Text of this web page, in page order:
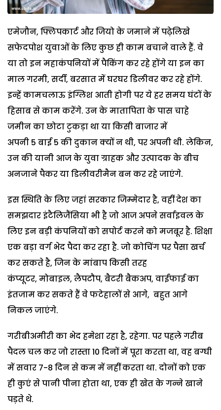
एमेजौन, फ्लिपकार्ट और जियो के जमाने में पढ़ेलिखे
सफेदपोश युवाओं के लिए कुछ ही काम बचाने वाले हैं. वे
या तो इन महाकंपनियों में पैकिंग कर रहे होंगे या इन का
माल गरमी, सर्दी, बरसात में घरघर डिलीवर कर रहे होंगे.
इन्हें कामचलाऊ इंग्लिश आती होगी पर ये हर समय घंटों के
हिसाब से काम करेंगे. उन के मातापिता के पास चाहे
जमीन का छोटा टुकड़ा था या किसी बाजार में
अपनी 5 बाई 5 की दुकान क्यों न थी, पर अपनी थी. लेकिन,
उन की यानी आज के युवा ग्राहक और उत्पादक के बीच
अनजाने पैकर या डिलीवरीमैन बन कर रहे जाएंगे.
इस स्थिति के लिए जहां सरकार जिम्मेदार है, वहीं देश का
समझदार इंटैलिजैंसिया भी है जो आज अपने सर्वाइवल के
लिए इन बड़ी कंपनियों को सपोर्ट करने को मजबूर है. शिक्षा
एक बड़ा वर्ग भेद पैदा कर रहा है. जो कोचिंग पर पैसा खर्च
कर सकते है, जिन के मांबाप किसी तरह
कंप्यूटर, मोबाइल, लैपटौप, बैटरी बैकअप, वाईफाई का
इंतजाम कर सकते हैं वे फटेहालों से आगे, बहुत आगे
निकल जाएंगे.
गरीबीअमीरी का भेद हमेशा रहा है, रहेगा. पर पहले गरीब
पैदल चल कर जो रास्ता 10 दिनों में पूरा करता था, वह बग्घी
में सवार 7-8 दिन से कम में नहीं करता था. दोनों को एक
ही कुएं से पानी पीना होता था, एक ही खेत के गन्ने खाने
पड़ते थे.